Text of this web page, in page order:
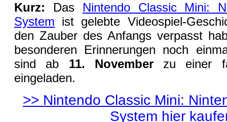
Kurz: Das Nintendo Classic Mini:
System ist gelebte Videospiel-
den Zauber des Anfangs verpasst
besonderen Erinnerungen noch
sind ab 11. November zu einer
eingeladen.
>> Nintendo Classic Mini:
System hier